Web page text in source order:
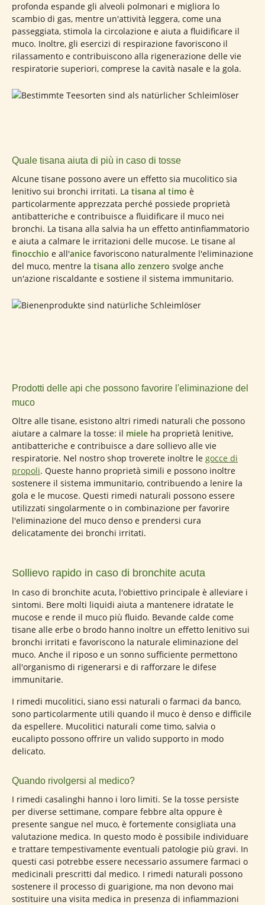
profonda espande gli alveoli polmonari e migliora lo
scambio di gas, mentre un'attività leggera, come una
passeggiata, stimola la circolazione e aiuta a fluidificare il
muco. Inoltre, gli esercizi di respirazione favoriscono il
rilassamento e contribuiscono alla rigenerazione delle vie
respiratorie superiori, comprese la cavità nasale e la gola.
Quale tisana aiuta di più in caso di tosse
Alcune tisane possono avere un effetto sia mucolitico sia
lenitivo sui bronchi irritati. La tisana al timo è
particolarmente apprezzata perché possiede proprietà
antibatteriche e contribuisce a fluidificare il muco nei
bronchi. La tisana alla salvia ha un effetto antinfiammatorio
e aiuta a calmare le irritazioni delle mucose. Le tisane al
finocchio e all'anice favoriscono naturalmente l'eliminazione
del muco, mentre la tisana allo zenzero svolge anche
un'azione riscaldante e sostiene il sistema immunitario.
Prodotti delle api che possono favorire l'eliminazione del
muco
Oltre alle tisane, esistono altri rimedi naturali che possono
aiutare a calmare la tosse: il miele ha proprietà lenitive,
antibatteriche e contribuisce a dare sollievo alle vie
respiratorie. Nel nostro shop troverete inoltre le gocce di
propoli. Queste hanno proprietà simili e possono inoltre
sostenere il sistema immunitario, contribuendo a lenire la
gola e le mucose. Questi rimedi naturali possono essere
utilizzati singolarmente o in combinazione per favorire
l'eliminazione del muco denso e prendersi cura
delicatamente dei bronchi irritati.
Sollievo rapido in caso di bronchite acuta
In caso di bronchite acuta, l'obiettivo principale è alleviare i
sintomi. Bere molti liquidi aiuta a mantenere idratate le
mucose e rende il muco più fluido. Bevande calde come
tisane alle erbe o brodo hanno inoltre un effetto lenitivo sui
bronchi irritati e favoriscono la naturale eliminazione del
muco. Anche il riposo e un sonno sufficiente permettono
all'organismo di rigenerarsi e di rafforzare le difese
immunitarie.
I rimedi mucolitici, siano essi naturali o farmaci da banco,
sono particolarmente utili quando il muco è denso e difficile
da espellere. Mucolitici naturali come timo, salvia o
eucalipto possono offrire un valido supporto in modo
delicato.
Quando rivolgersi al medico?
I rimedi casalinghi hanno i loro limiti. Se la tosse persiste
per diverse settimane, compare febbre alta oppure è
presente sangue nel muco, è fortemente consigliata una
valutazione medica. In questo modo è possibile individuare
e trattare tempestivamente eventuali patologie più gravi. In
questi casi potrebbe essere necessario assumere farmaci o
medicinali prescritti dal medico. I rimedi naturali possono
sostenere il processo di guarigione, ma non devono mai
sostituire una visita medica in presenza di infiammazioni